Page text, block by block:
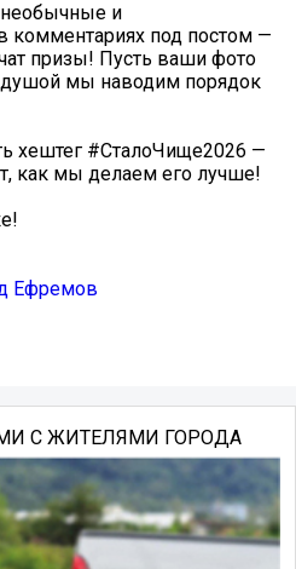
необычные и
под постом —
призы! Пусть ваши фото
душой мы наводим порядок
хештег #СталоЧище2026 —
как мы делаем его лучше!
Ефремов
С ЖИТЕЛЯМИ ГОРОДА